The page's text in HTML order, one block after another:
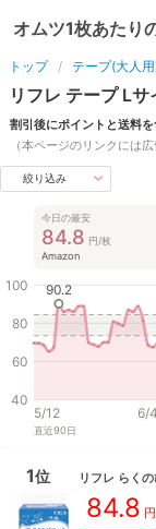
オムツ1枚あたり
トップ テープ(大人
リフレ テープ Lサ
割引後にポイントと送料
（本ページのリンクには広
絞り込み
今日の最安
84.8 円/枚
Amazon
40
60
80
100
5/12 6/4
90.2
直近90日
1位 リフレ らく
84.8